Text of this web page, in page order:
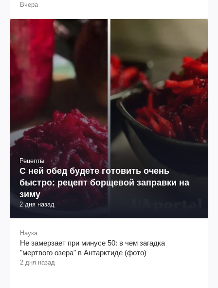
Вчера
Рецепты
С ней обед будете готовить очень
быстро: рецепт борщевой заправки на
зиму
2 дня назад
Наука
Не замерзает при минусе 50: в чем загадка
"мертвого озера" в Антарктиде (фото)
2 дня назад